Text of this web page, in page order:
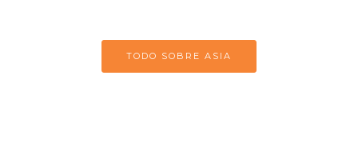
TODO SOBRE ASIA